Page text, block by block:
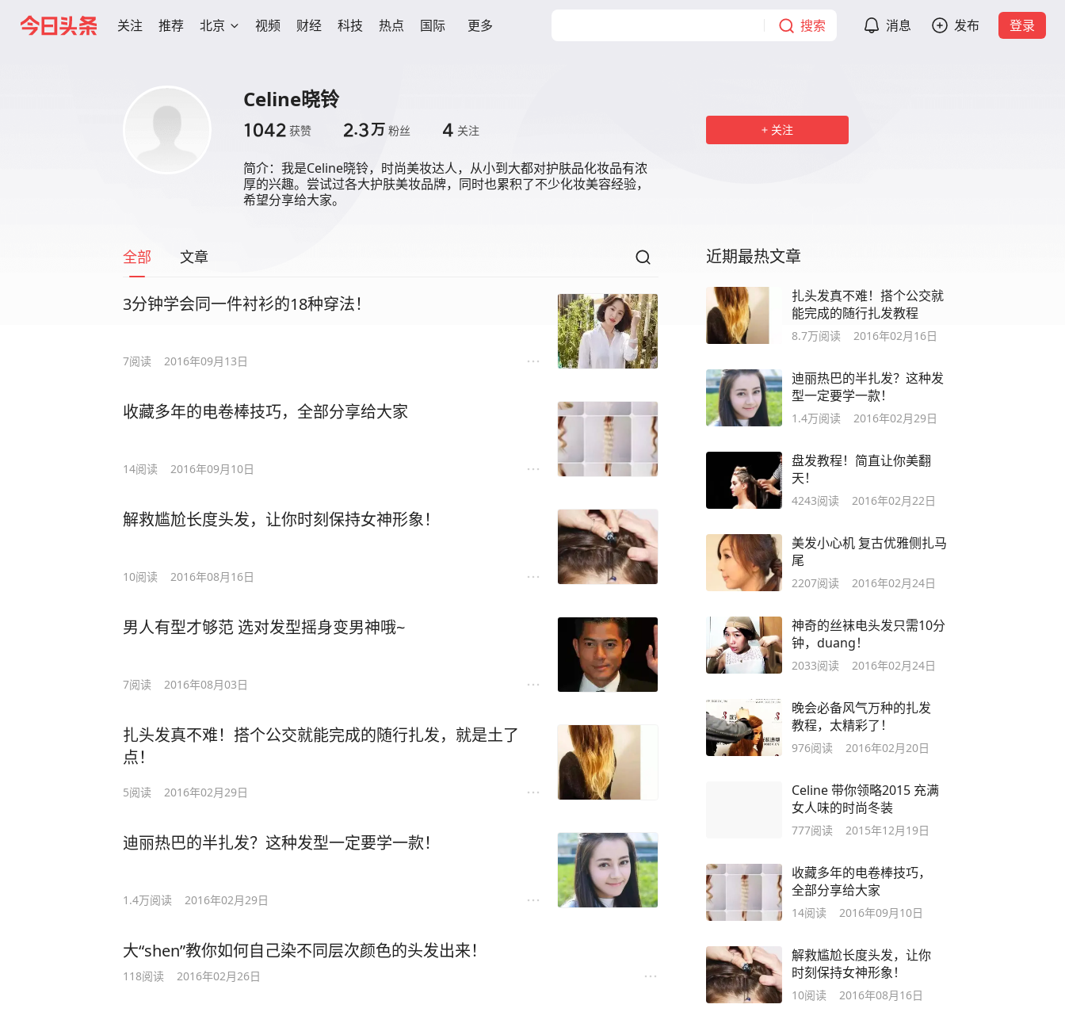
关注 推荐 北京 视频 财经 科技 热点 国际 更多 搜索 消息 发布 登录
Celine晓铃
1042 获赞 2.3万 粉丝 4 关注
简介： 我是Celine晓铃，时尚美妆达人，从小到大都对护肤品化妆品有浓
厚的兴趣。尝试过各大护肤美妆品牌，同时也累积了不少化妆美容经验，
希望分享给大家。
关注
全部 文章
3分钟学会同一件衬衫的18种穿法！
7阅读 2016年09月13日
收藏多年的电卷棒技巧，全部分享给大家
14阅读 2016年09月10日
解救尴尬长度头发，让你时刻保持女神形象！
10阅读 2016年08月16日
男人有型才够范 选对发型摇身变男神哦~
7阅读 2016年08月03日
扎头发真不难！搭个公交就能完成的随行扎发，就是土了
点！
5阅读 2016年02月29日
迪丽热巴的半扎发？这种发型一定要学一款！
1.4万阅读 2016年02月29日
大“shen”教你如何自己染不同层次颜色的头发出来！
118阅读 2016年02月26日
近期最热文章
扎头发真不难！搭个公交就
能完成的随行扎发教程
8.7万阅读 2016年02月16日
迪丽热巴的半扎发？这种发
型一定要学一款！
1.4万阅读 2016年02月29日
盘发教程！简直让你美翻
天！
4243阅读 2016年02月22日
美发小心机 复古优雅侧扎马
尾
2207阅读 2016年02月24日
神奇的丝袜电头发只需10分
钟，duang！
2033阅读 2016年02月24日
晚会必备风气万种的扎发
教程，太精彩了！
976阅读 2016年02月20日
Celine 带你领略2015 充满
女人味的时尚冬装
777阅读 2015年12月19日
收藏多年的电卷棒技巧，
全部分享给大家
14阅读 2016年09月10日
解救尴尬长度头发，让你
时刻保持女神形象！
10阅读 2016年08月16日